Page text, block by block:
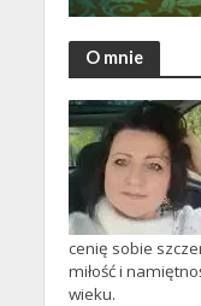
O mnie
cenię sobie
miłość i
wieku.